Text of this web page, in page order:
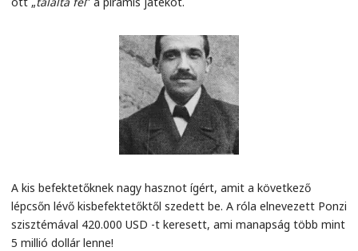
A kis befektetőknek nagy hasznot ígért, amit a következő
lépcsőn lévő kisbefektetőktől szedett be. A róla elnevezett Ponzi
szisztémával 420.000 USD -t keresett, ami manapság több mint
5 millió dollár lenne!